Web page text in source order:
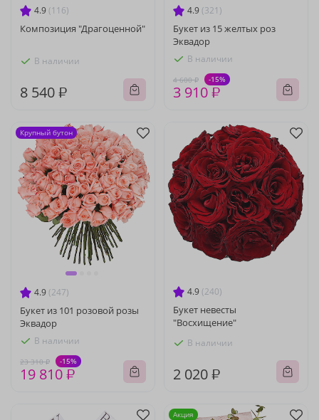
4.9 (116)
Композиция "Драгоценной"
В наличии
8 540 ₽
4.9 (321)
Букет из 15 желтых роз
Эквадор
В наличии
4 600 ₽ -15%
3 910 ₽
4.9 (247)
Букет из 101 розовой розы
Эквадор
В наличии
23 310 ₽ -15%
19 810 ₽
Крупный бутон
4.9 (240)
Букет невесты
"Восхищение"
В наличии
2 020 ₽
Акция